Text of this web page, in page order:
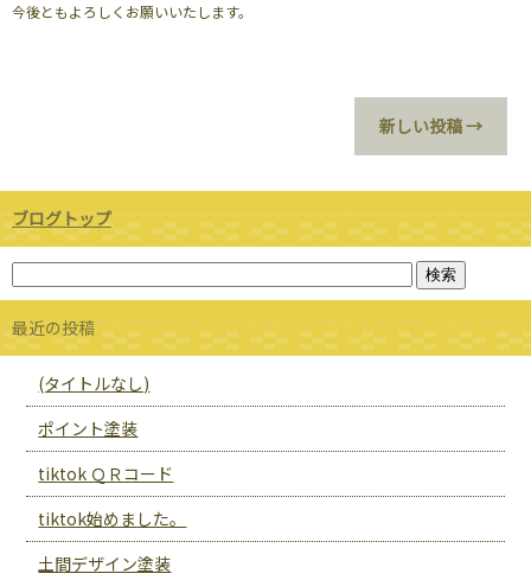
今後ともよろしくお願いいたします。
新しい投稿→
ブログトップ
最近の投稿
(タイトルなし)
ポイント塗装
tiktok ＱＲコード
tiktok始めました。
土間デザイン塗装